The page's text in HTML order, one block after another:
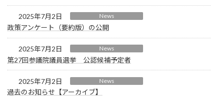
2025年7月2日 News
政策アンケート（要約版）の公開
2025年7月2日 News
第27回参議院議員選挙 公認候補予定者
2025年7月2日 News
過去のお知らせ【アーカイブ】